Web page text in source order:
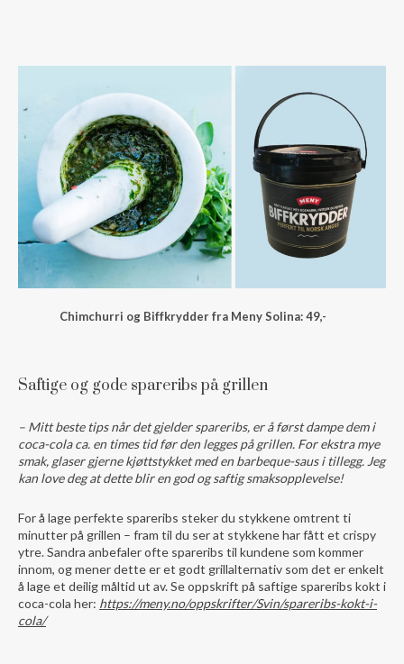
Chimchurri og Biffkrydder fra Meny Solina: 49,-
Saftige og gode spareribs på grillen
– Mitt beste tips når det gjelder spareribs, er å først dampe dem i
coca-cola ca. en times tid før den legges på grillen. For ekstra mye
smak, glaser gjerne kjøttstykket med en barbeque-saus i tillegg. Jeg
kan love deg at dette blir en god og saftig smaksopplevelse!
For å lage perfekte spareribs steker du stykkene omtrent ti
minutter på grillen – fram til du ser at stykkene har fått et crispy
ytre. Sandra anbefaler ofte spareribs til kundene som kommer
innom, og mener dette er et godt grillalternativ som det er enkelt
å lage et deilig måltid ut av. Se oppskrift på saftige spareribs kokt i
coca-cola her: https://meny.no/oppskrifter/Svin/spareribs-kokt-i-
cola/